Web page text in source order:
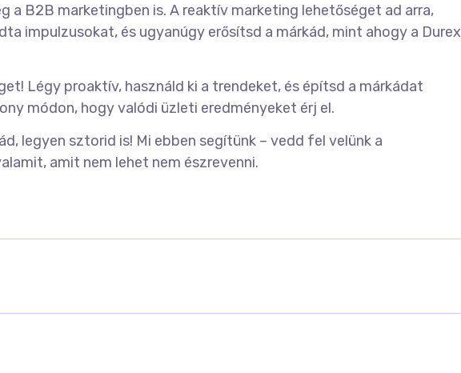
a B2B marketingben is. A reaktív marketing lehetőséget ad arra,
impulzusokat, és ugyanúgy erősítsd a márkád, mint ahogy a Durex
Légy proaktív, használd ki a trendeket, és építsd a márkádat
módon, hogy valódi üzleti eredményeket érj el.
legyen sztorid is! Mi ebben segítünk – vedd fel velünk a
amit nem lehet nem észrevenni.